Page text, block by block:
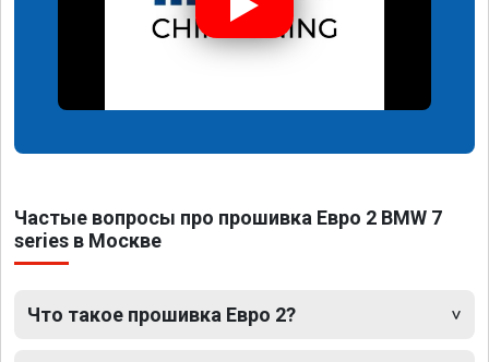
Частые вопросы про прошивка Евро 2 BMW 7
series в Москве
Что такое прошивка Евро 2?